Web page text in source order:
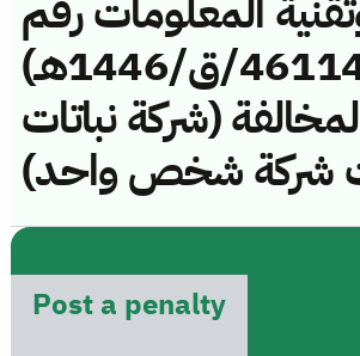
(461141299/ق/1446هـ)
لمخالفة (شركة نباتات
شركة شخص واحد)
Post a penalty